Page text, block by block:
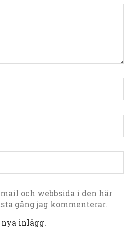
och webbsida i den här
gång jag kommenterar.
nya inlägg.